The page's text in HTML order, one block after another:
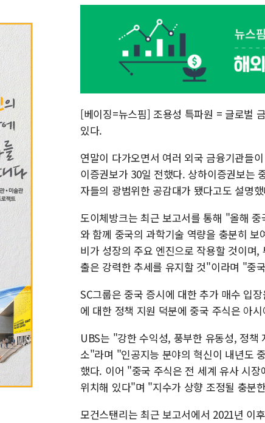
[베이징=뉴스핌] 조용성 특파원 = 글로벌
있다.
연말이 다가오면서 여러 외국 금융기관들
이증권보가 30일 전했다. 상하이증권보는
자들의 광범위한 공감대가 됐다고도 설명
도이체방크는 최근 보고서를 통해 "올해
와 함께 중국의 과학기술 역량을 충분히
비가 성장의 주요 엔진으로 작용할 것이며
출은 강력한 추세를 유지할 것"이라며 "중
SC그룹은 중국 증시에 대한 추가 매수 입
에 대한 정책 지원 덕분에 중국 주식은 아
UBS는 "강한 수익성, 풍부한 유동성, 정책
소"라며 "인공지능 분야의 혁신이 내년도
했다. 이어 "중국 주식은 전 세계 유사 시
위치해 있다"며 "지수가 상향 조정될 충분
모건스탠리는 최근 보고서에서 2021년 이